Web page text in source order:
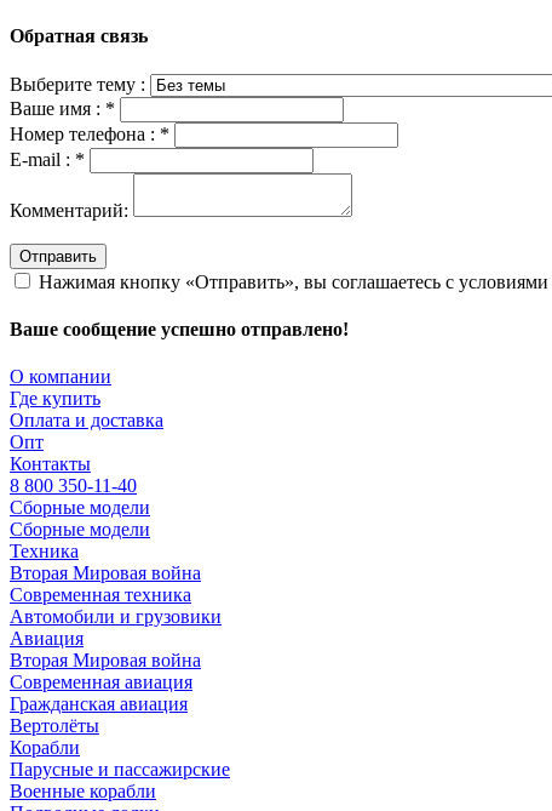
Обратная связь
Выберите тему :
Ваше имя : *
Номер телефона : *
E-mail : *
Комментарий:
Отправить
Нажимая кнопку «Отправить», вы соглашаетесь с условиями
Ваше сообщение успешно отправлено!
О компании
Где купить
Оплата и доставка
Опт
Контакты
8 800 350-11-40
Сборные модели
Сборные модели
Техника
Вторая Мировая война
Современная техника
Автомобили и грузовики
Авиация
Вторая Мировая война
Современная авиация
Гражданская авиация
Вертолёты
Корабли
Парусные и пассажирские
Военные корабли